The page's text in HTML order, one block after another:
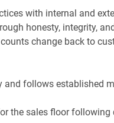
with internal and
honesty, integrity,
change back to
follows established
the sales floor